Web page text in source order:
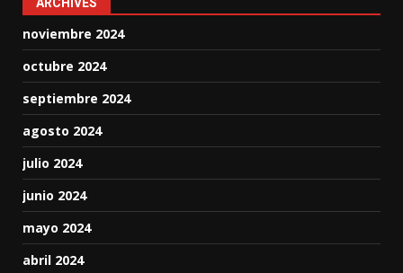
noviembre 2024
octubre 2024
septiembre 2024
agosto 2024
julio 2024
junio 2024
mayo 2024
abril 2024